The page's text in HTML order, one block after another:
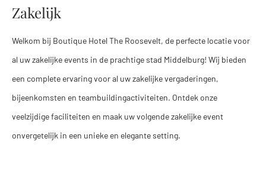
Zakelijk
Welkom bij Boutique Hotel The Roosevelt, de perfecte locatie voor
al uw zakelijke events in de prachtige stad Middelburg! Wij bieden
een complete ervaring voor al uw zakelijke vergaderingen,
bijeenkomsten en teambuildingactiviteiten. Ontdek onze
veelzijdige faciliteiten en maak uw volgende zakelijke event
onvergetelijk in een unieke en elegante setting.